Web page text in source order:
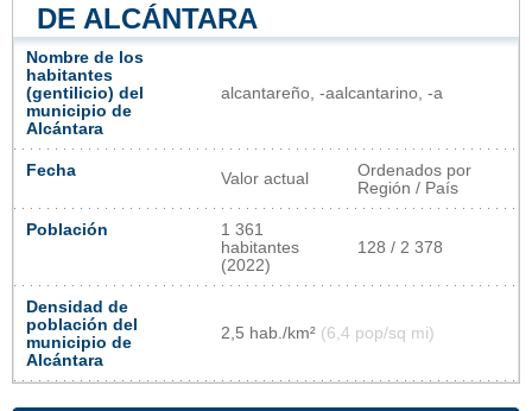
DE ALCÁNTARA
Nombre de los
habitantes
(gentilicio) del
municipio de
Alcántara
alcantareño, -aalcantarino, -a​
Fecha Valor actual
Ordenados por
Región / País
Población
1 361
habitantes
(2022)
128 / 2 378
Densidad de
población del
municipio de
Alcántara
2,5 hab./km² (6,4 pop/sq mi)